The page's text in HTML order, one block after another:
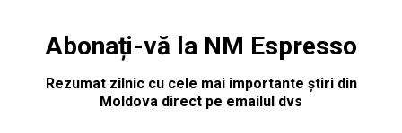
Abonați-vă la NM Espresso
Rezumat zilnic cu cele mai importante știri din
Moldova direct pe emailul dvs